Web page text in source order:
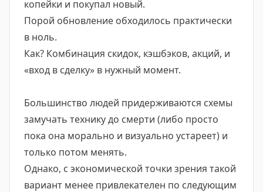
копейки и покупал новый.
Порой обновление обходилось практически
в ноль.
Как? Комбинация скидок, кэшбэков, акций, и
«вход в сделку» в нужный момент.
Большинство людей придерживаются схемы
замучать технику до смерти (либо просто
пока она морально и визуально устареет) и
только потом менять.
Однако, с экономической точки зрения такой
вариант менее привлекателен по следующим